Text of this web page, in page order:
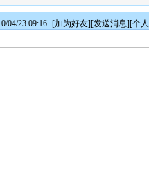
04/23 09:16 [加为好友][发送消息][个